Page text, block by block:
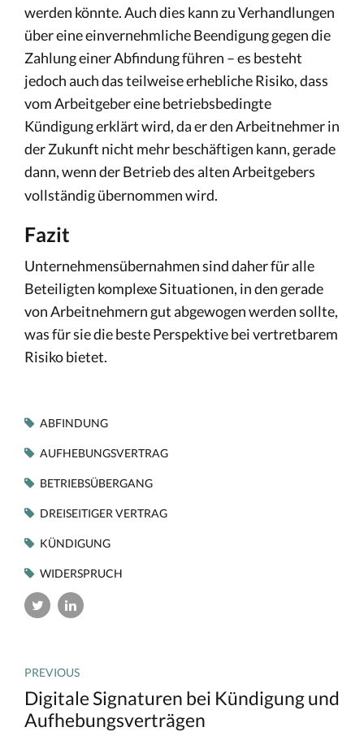
werden könnte. Auch dies kann zu Verhandlungen
über eine einvernehmliche Beendigung gegen die
Zahlung einer Abfindung führen – es besteht
jedoch auch das teilweise erhebliche Risiko, dass
vom Arbeitgeber eine betriebsbedingte
Kündigung erklärt wird, da er den Arbeitnehmer in
der Zukunft nicht mehr beschäftigen kann, gerade
dann, wenn der Betrieb des alten Arbeitgebers
vollständig übernommen wird.
Fazit
Unternehmensübernahmen sind daher für alle
Beteiligten komplexe Situationen, in den gerade
von Arbeitnehmern gut abgewogen werden sollte,
was für sie die beste Perspektive bei vertretbarem
Risiko bietet.
ABFINDUNG
AUFHEBUNGSVERTRAG
BETRIEBSÜBERGANG
DREISEITIGER VERTRAG
KÜNDIGUNG
WIDERSPRUCH
PREVIOUS
Digitale Signaturen bei Kündigung und
Aufhebungsverträgen